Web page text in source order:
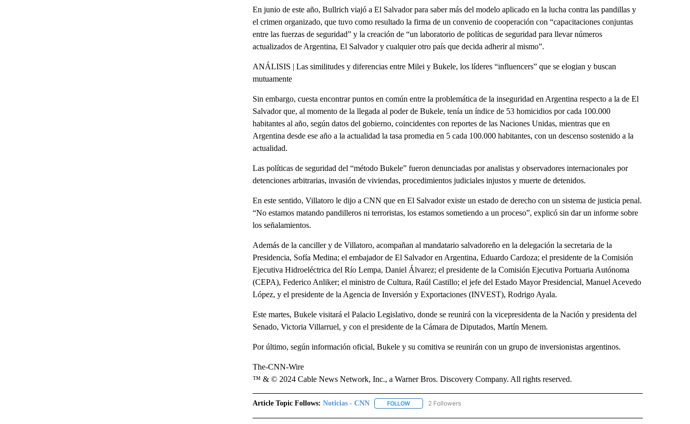
En junio de este año, Bullrich viajó a El Salvador para saber más del modelo aplicado en la lucha contra las pandillas y
el crimen organizado, que tuvo como resultado la firma de un convenio de cooperación con “capacitaciones conjuntas
entre las fuerzas de seguridad” y la creación de “un laboratorio de políticas de seguridad para llevar números
actualizados de Argentina, El Salvador y cualquier otro país que decida adherir al mismo”.
ANÁLISIS | Las similitudes y diferencias entre Milei y Bukele, los líderes “influencers” que se elogian y buscan
mutuamente
Sin embargo, cuesta encontrar puntos en común entre la problemática de la inseguridad en Argentina respecto a la de El
Salvador que, al momento de la llegada al poder de Bukele, tenía un índice de 53 homicidios por cada 100.000
habitantes al año, según datos del gobierno, coincidentes con reportes de las Naciones Unidas, mientras que en
Argentina desde ese año a la actualidad la tasa promedia en 5 cada 100.000 habitantes, con un descenso sostenido a la
actualidad.
Las políticas de seguridad del “método Bukele” fueron denunciadas por analistas y observadores internacionales por
detenciones arbitrarias, invasión de viviendas, procedimientos judiciales injustos y muerte de detenidos.
En este sentido, Villatoro le dijo a CNN que en El Salvador existe un estado de derecho con un sistema de justicia penal.
“No estamos matando pandilleros ni terroristas, los estamos sometiendo a un proceso”, explicó sin dar un informe sobre
los señalamientos.
Además de la canciller y de Villatoro, acompañan al mandatario salvadoreño en la delegación la secretaria de la
Presidencia, Sofía Medina; el embajador de El Salvador en Argentina, Eduardo Cardoza; el presidente de la Comisión
Ejecutiva Hidroeléctrica del Río Lempa, Daniel Álvarez; el presidente de la Comisión Ejecutiva Portuaria Autónoma
(CEPA), Federico Anliker; el ministro de Cultura, Raúl Castillo; el jefe del Estado Mayor Presidencial, Manuel Acevedo
López, y el presidente de la Agencia de Inversión y Exportaciones (INVEST), Rodrigo Ayala.
Este martes, Bukele visitará el Palacio Legislativo, donde se reunirá con la vicepresidenta de la Nación y presidenta del
Senado, Victoria Villarruel, y con el presidente de la Cámara de Diputados, Martín Menem.
Por último, según información oficial, Bukele y su comitiva se reunirán con un grupo de inversionistas argentinos.
The-CNN-Wire
™ & © 2024 Cable News Network, Inc., a Warner Bros. Discovery Company. All rights reserved.
Article Topic Follows: Noticias - CNN FOLLOWFOLLOW "NOTICIAS - CNN" TO RECEIVE NOTIFICATIONS ABOUT NEW PAGES ON "NOTICIAS - CNN".
2 Followers